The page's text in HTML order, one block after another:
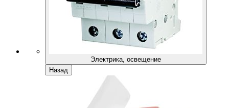
Электрика, освещение
Назад